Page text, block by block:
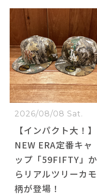
2026/08/08 Sat.
【インパクト大！】
NEW ERA定番キャ
ップ「59FIFTY」か
らリアルツリーカモ
柄が登場！